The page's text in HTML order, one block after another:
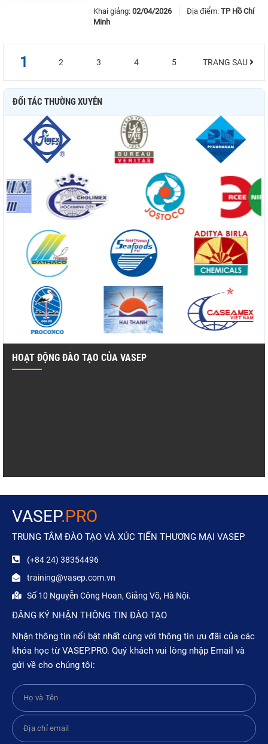
Khai giảng: 02/04/2026 Địa điểm: TP Hồ Chí
Minh
1 2 3 4 5 TRANG SAU
ĐỐI TÁC THƯỜNG XUYÊN
HOẠT ĐỘNG ĐÀO TẠO CỦA VASEP
VASEP.PRO
TRUNG TÂM ĐÀO TẠO VÀ XÚC TIẾN THƯƠNG MẠI VASEP
(+84 24) 38354496
training@vasep.com.vn
Số 10 Nguyễn Công Hoan, Giảng Võ, Hà Nội.
ĐĂNG KÝ NHẬN THÔNG TIN ĐÀO TẠO
Nhận thông tin nổi bật nhất cùng với thông tin ưu đãi của các
khóa học từ VASEP.PRO. Quý khách vui lòng nhập Email và
gửi về cho chúng tôi: